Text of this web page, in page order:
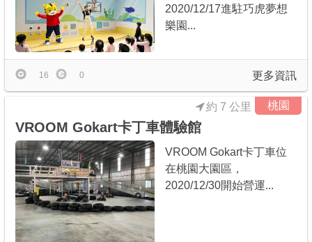
2020/12/17進駐巧虎夢想
樂園...
更多資訊
16 0
桃園
VROOM Gokart卡丁車體驗館
約 7 公里
VROOM Gokart卡丁車位
在桃園大園區，
2020/12/30開始營運...